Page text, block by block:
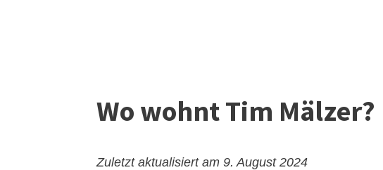
Wo wohnt Tim Mälzer?
Zuletzt aktualisiert am 9. August 2024